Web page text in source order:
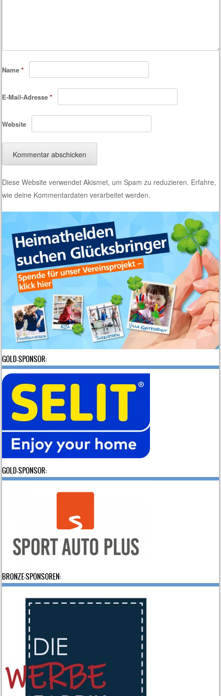
Name*
E-Mail-Adresse*
Website
Diese Website verwendet Akismet, um Spam zu reduzieren. Erfahre,
wie deine Kommentardaten verarbeitet werden.
GOLD-SPONSOR:
GOLD-SPONSOR:
BRONZE-SPONSOREN: